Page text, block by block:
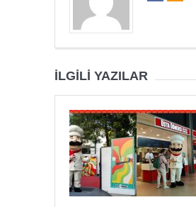
İLGILI YAZILAR